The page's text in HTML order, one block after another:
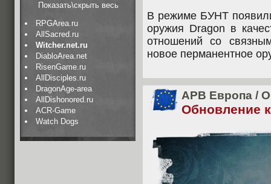
Показать\скрыть весь
RPGArea.ru
AllSacred.ru
Witcher.net.ru
DiabloArea.net
RisenGame.ru
AllDisciples.ru
DragonAge-area
AllDishonored.ru
ACR-Game
Watch Dogs
В режиме БУНТ
оружия Dragon в
отношений со
новое перманентное
APB Европа /
Обновление